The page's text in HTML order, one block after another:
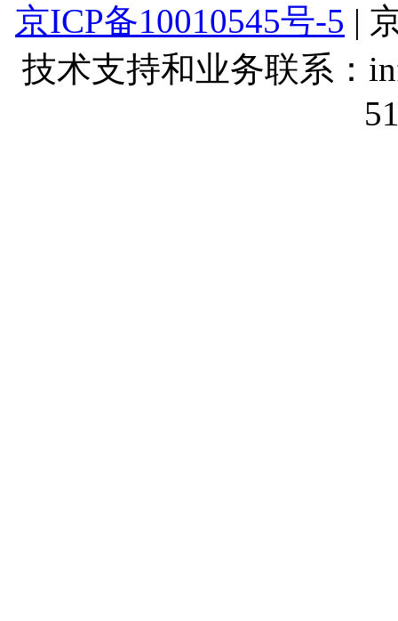
京ICP备10010545号-5 |
技术支持和业务联系：